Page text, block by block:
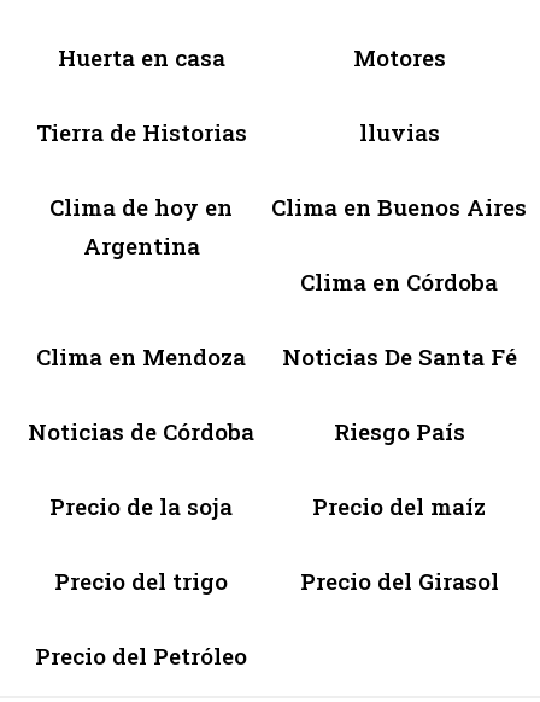
Huerta en casa Motores
Tierra de Historias lluvias
Clima de hoy en
Argentina
Clima en Buenos Aires
Clima en Córdoba
Clima en Mendoza Noticias De Santa Fé
Noticias de Córdoba Riesgo País
Precio de la soja Precio del maíz
Precio del trigo Precio del Girasol
Precio del Petróleo